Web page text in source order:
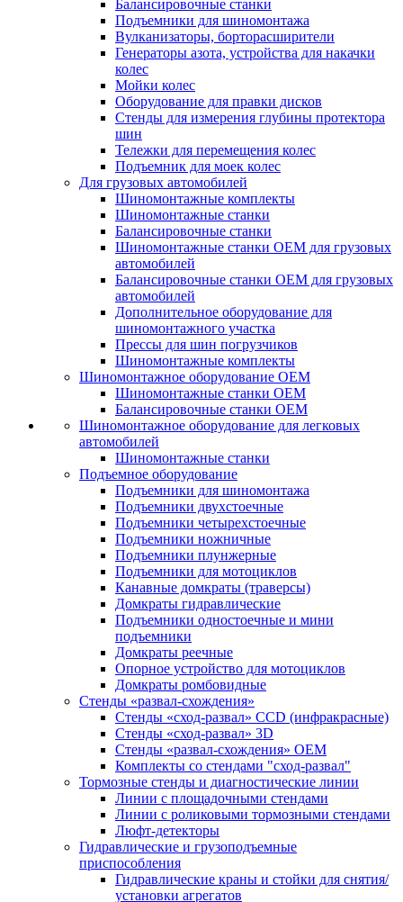
Балансировочные станки
Подъемники для шиномонтажа
Вулканизаторы, борторасширители
Генераторы азота, устройства для накачки
колес
Мойки колес
Оборудование для правки дисков
Стенды для измерения глубины протектора
шин
Тележки для перемещения колес
Подъемник для моек колеc
Для грузовых автомобилей
Шиномонтажные комплекты
Шиномонтажные станки
Балансировочные станки
Шиномонтажные станки ОЕМ для грузовых
автомобилей
Балансировочные станки ОЕМ для грузовых
автомобилей
Дополнительное оборудование для
шиномонтажного участка
Прессы для шин погрузчиков
Шиномонтажные комплекты
Шиномонтажное оборудование ОЕМ
Шиномонтажные станки ОЕМ
Балансировочные станки ОЕМ
Шиномонтажное оборудование для легковых
автомобилей
Шиномонтажные станки
Подъемное оборудование
Подъемники для шиномонтажа
Подъемники двухстоечные
Подъемники четырехстоечные
Подъемники ножничные
Подъемники плунжерные
Подъемники для мотоциклов
Канавные домкраты (траверсы)
Домкраты гидравлические
Подъемники одностоечные и мини
подъемники
Домкраты реечные
Опорное устройство для мотоциклов
Домкраты ромбовидные
Стенды «развал-схождения»
Стенды «сход-развал» CCD (инфракрасные)
Стенды «сход-развал» 3D
Стенды «развал-схождения» ОЕМ
Комплекты со стендами "сход-развал"
Тормозные стенды и диагностические линии
Линии с площадочными стендами
Линии с роликовыми тормозными стендами
Люфт-детекторы
Гидравлические и грузоподъемные
приспособления
Гидравлические краны и стойки для снятия/
установки агрегатов